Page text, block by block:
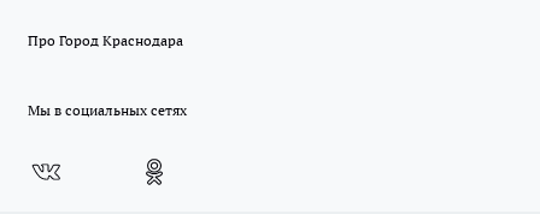
Про Город Краснодара
Мы в социальных сетях